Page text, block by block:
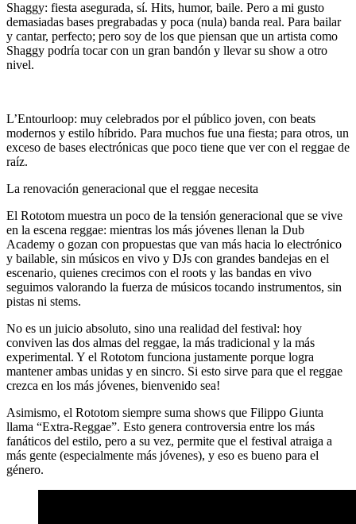
Shaggy: fiesta asegurada, sí. Hits, humor, baile. Pero a mi gusto
demasiadas bases pregrabadas y poca (nula) banda real. Para bailar
y cantar, perfecto; pero soy de los que piensan que un artista como
Shaggy podría tocar con un gran bandón y llevar su show a otro
nivel.
L’Entourloop: muy celebrados por el público joven, con beats
modernos y estilo híbrido. Para muchos fue una fiesta; para otros, un
exceso de bases electrónicas que poco tiene que ver con el reggae de
raíz.
La renovación generacional que el reggae necesita
El Rototom muestra un poco de la tensión generacional que se vive
en la escena reggae: mientras los más jóvenes llenan la Dub
Academy o gozan con propuestas que van más hacia lo electrónico
y bailable, sin músicos en vivo y DJs con grandes bandejas en el
escenario, quienes crecimos con el roots y las bandas en vivo
seguimos valorando la fuerza de músicos tocando instrumentos, sin
pistas ni stems.
No es un juicio absoluto, sino una realidad del festival: hoy
conviven las dos almas del reggae, la más tradicional y la más
experimental. Y el Rototom funciona justamente porque logra
mantener ambas unidas y en sincro. Si esto sirve para que el reggae
crezca en los más jóvenes, bienvenido sea!
Asimismo, el Rototom siempre suma shows que Filippo Giunta
llama “Extra-Reggae”. Esto genera controversia entre los más
fanáticos del estilo, pero a su vez, permite que el festival atraiga a
más gente (especialmente más jóvenes), y eso es bueno para el
género.